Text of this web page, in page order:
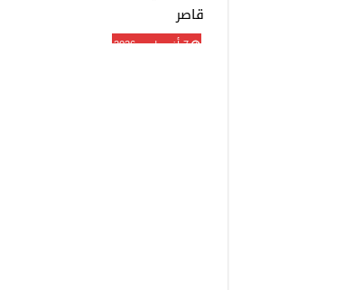
قاصر
7 أغسطس، 2026